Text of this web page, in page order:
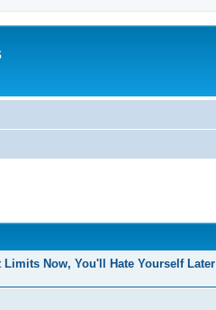
Now, You'll Hate Yourself Later